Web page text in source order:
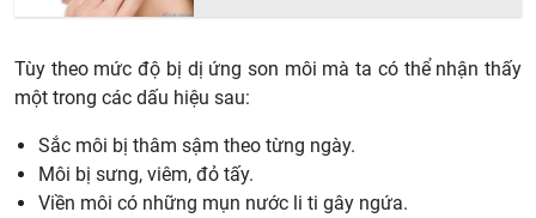
Tùy theo mức độ bị dị ứng son môi mà ta có thể nhận thấy
một trong các dấu hiệu sau:
Sắc môi bị thâm sậm theo từng ngày.
Môi bị sưng, viêm, đỏ tấy.
Viền môi có những mụn nước li ti gây ngứa.